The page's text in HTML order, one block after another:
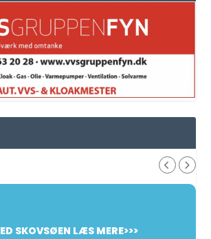
SKOVSØEN LÆS MERE>>>